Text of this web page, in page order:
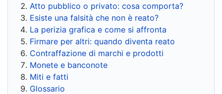
Atto pubblico o privato: cosa comporta?
Esiste una falsità che non è reato?
La perizia grafica e come si affronta
Firmare per altri: quando diventa reato
Contraffazione di marchi e prodotti
Monete e banconote
Miti e fatti
Glossario